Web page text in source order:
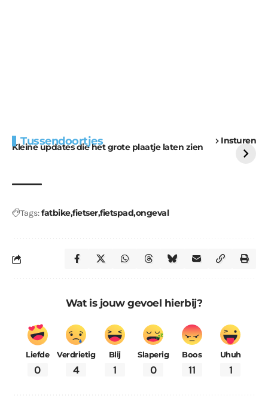
Tussendoortjes Insturen
Kleine updates die het grote plaatje laten zien
voor kabouters
uitdaging
Tags:fatbikefietserfietspadongeval
Wat is jouw gevoel hierbij?
Liefde
0
Verdrietig
4
Blij
1
Slaperig
0
Boos
11
Uhuh
1